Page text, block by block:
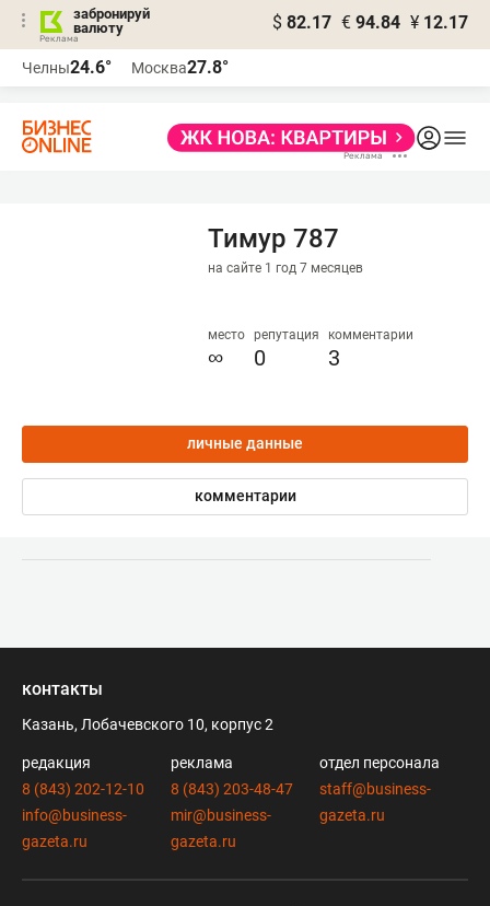
забронируй
валюту
$ 82.17 € 94.84 ¥ 12.17
Челны24.6° Москва27.8°
Тимур 787
на сайте 1 год 7 месяцев
место
∞
репутация
0
комментарии
3
личные данные
комментарии
контакты
Казань, Лобачевского 10, корпус 2
редакция
8 (843) 202-12-10
info@business-
gazeta.ru
реклама
8 (843) 203-48-47
mir@business-
gazeta.ru
отдел персонала
staff@business-
gazeta.ru